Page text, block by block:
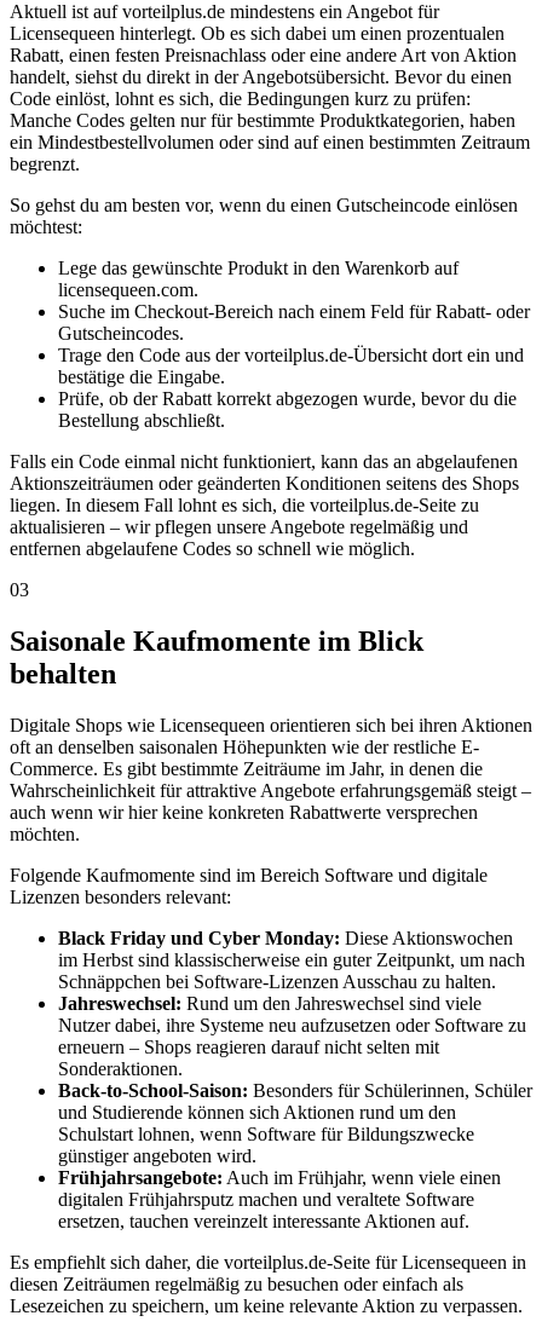
Aktuell ist auf vorteilplus.de mindestens ein Angebot für
Licensequeen hinterlegt. Ob es sich dabei um einen prozentualen
Rabatt, einen festen Preisnachlass oder eine andere Art von Aktion
handelt, siehst du direkt in der Angebotsübersicht. Bevor du einen
Code einlöst, lohnt es sich, die Bedingungen kurz zu prüfen:
Manche Codes gelten nur für bestimmte Produktkategorien, haben
ein Mindestbestellvolumen oder sind auf einen bestimmten Zeitraum
begrenzt.
So gehst du am besten vor, wenn du einen Gutscheincode einlösen
möchtest:
Lege das gewünschte Produkt in den Warenkorb auf
licensequeen.com.
Suche im Checkout-Bereich nach einem Feld für Rabatt- oder
Gutscheincodes.
Trage den Code aus der vorteilplus.de-Übersicht dort ein und
bestätige die Eingabe.
Prüfe, ob der Rabatt korrekt abgezogen wurde, bevor du die
Bestellung abschließt.
Falls ein Code einmal nicht funktioniert, kann das an abgelaufenen
Aktionszeiträumen oder geänderten Konditionen seitens des Shops
liegen. In diesem Fall lohnt es sich, die vorteilplus.de-Seite zu
aktualisieren – wir pflegen unsere Angebote regelmäßig und
entfernen abgelaufene Codes so schnell wie möglich.
03
Saisonale Kaufmomente im Blick
behalten
Digitale Shops wie Licensequeen orientieren sich bei ihren Aktionen
oft an denselben saisonalen Höhepunkten wie der restliche E-
Commerce. Es gibt bestimmte Zeiträume im Jahr, in denen die
Wahrscheinlichkeit für attraktive Angebote erfahrungsgemäß steigt –
auch wenn wir hier keine konkreten Rabattwerte versprechen
möchten.
Folgende Kaufmomente sind im Bereich Software und digitale
Lizenzen besonders relevant:
Black Friday und Cyber Monday: Diese Aktionswochen
im Herbst sind klassischerweise ein guter Zeitpunkt, um nach
Schnäppchen bei Software-Lizenzen Ausschau zu halten.
Jahreswechsel: Rund um den Jahreswechsel sind viele
Nutzer dabei, ihre Systeme neu aufzusetzen oder Software zu
erneuern – Shops reagieren darauf nicht selten mit
Sonderaktionen.
Back-to-School-Saison: Besonders für Schülerinnen, Schüler
und Studierende können sich Aktionen rund um den
Schulstart lohnen, wenn Software für Bildungszwecke
günstiger angeboten wird.
Frühjahrsangebote: Auch im Frühjahr, wenn viele einen
digitalen Frühjahrsputz machen und veraltete Software
ersetzen, tauchen vereinzelt interessante Aktionen auf.
Es empfiehlt sich daher, die vorteilplus.de-Seite für Licensequeen in
diesen Zeiträumen regelmäßig zu besuchen oder einfach als
Lesezeichen zu speichern, um keine relevante Aktion zu verpassen.